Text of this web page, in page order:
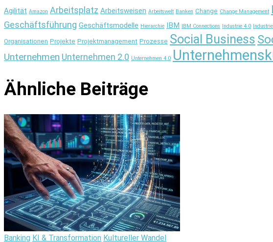
Agilität Amazon Arbeitsplatz Arbeitsweisen Arbeitswelt Banken Change Change Management
Geschäftsführung Geschäftsmodelle Hierarchie IBM IBM Connections Industrie 4.0
Organisationen Projekte Projektmanagement Prozesse Social Business
Unternehmen Unternehmen 2.0 Unternehmen 4.0
Ähnliche Beiträge
Banking KI & Transformation Kultureller Wandel